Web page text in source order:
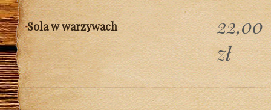
Sola w warzywach
22,00
zł